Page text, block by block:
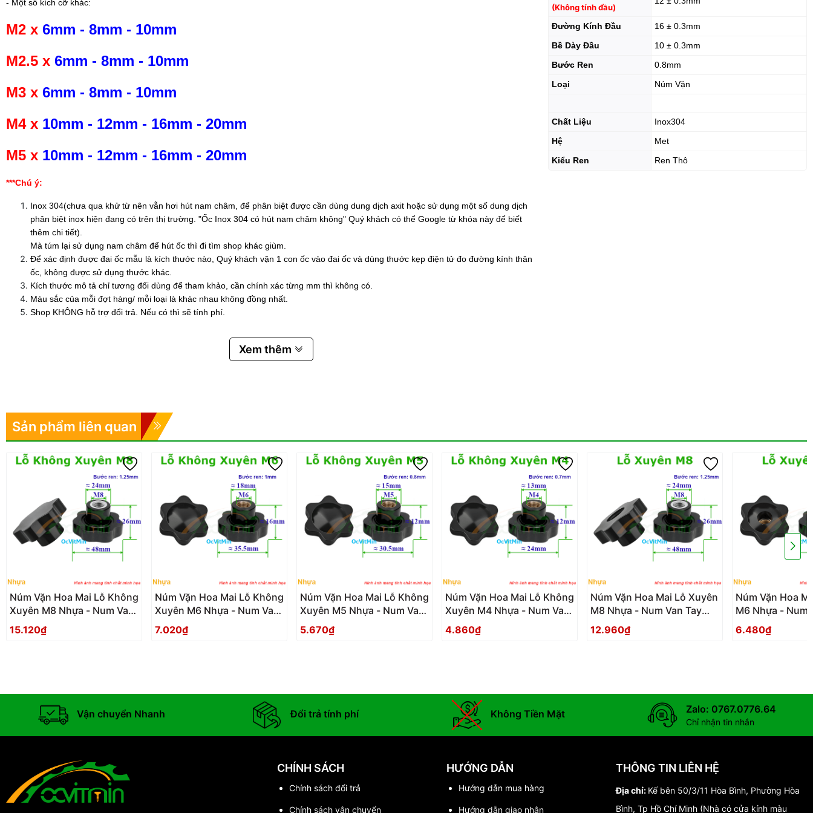
- Một số kích cỡ khác:
M2 x 6mm - 8mm - 10mm
M2.5 x 6mm - 8mm - 10mm
M3 x 6mm - 8mm - 10mm
M4 x 10mm - 12mm - 16mm - 20mm
M5 x 10mm - 12mm - 16mm - 20mm
***Chú ý:
Inox 304(chưa qua khử từ nên vẫn hơi hút nam châm, để phân biệt được cần dùng dung dịch axit hoặc sử dụng một số dung dịch
phân biệt inox hiện đang có trên thị trường. "Ốc Inox 304 có hút nam châm không" Quý khách có thể Google từ khóa này để biết
thêm chi tiết).
Mà túm lại sử dụng nam châm để hút ốc thì đi tìm shop khác giùm.
Để xác định được đai ốc mẫu là kích thước nào, Quý khách vặn 1 con ốc vào đai ốc và dùng thước kẹp điện tử đo đường kính thân
ốc, không được sử dụng thước khác.
Kích thước mô tả chỉ tương đối dùng để tham khảo, cần chính xác từng mm thì không có.
Màu sắc của mỗi đợt hàng/ mỗi loại là khác nhau không đồng nhất.
Shop KHÔNG hỗ trợ đổi trả. Nếu có thì sẽ tính phí.
Xem thêm
(Không tính đầu)
Đường Kính Đầu
16 ± 0.3mm
Bề Dày Đầu
10 ± 0.3mm
Bước Ren
0.8mm
Loại
Núm Vặn
Chất Liệu
Inox304
Hệ
Met
Kiểu Ren
Ren Thô
Sản phẩm liên quan
Núm Vặn Hoa Mai Lỗ Không
Xuyên M8 Nhựa - Num Van
Tay Hoa Mai Nhua Lo
Khong Xuyen
15.120₫
Núm Vặn Hoa Mai Lỗ Không
Xuyên M6 Nhựa - Num Van
Tay Hoa Mai Nhua Lo
Khong Xuyen
7.020₫
Núm Vặn Hoa Mai Lỗ Không
Xuyên M5 Nhựa - Num Van
Tay Hoa Mai Nhua Lo
Khong Xuyen
5.670₫
Núm Vặn Hoa Mai Lỗ Không
Xuyên M4 Nhựa - Num Van
Tay Hoa Mai Nhua Lo
Khong Xuyen
4.860₫
Núm Vặn Hoa Mai Lỗ Xuyên
M8 Nhựa - Num Van Tay
Hoa Mai Nhua Lo Xuyen
12.960₫
Núm Vặn Hoa
M6 Nhựa - Num
Hoa Mai Nhua
6.480₫
Vận chuyển Nhanh Đổi trả tính phí Không Tiền Mặt Zalo: 0767.0776.64
Chỉ nhận tin nhắn
CHÍNH SÁCH
Chính sách đổi trả
Chính sách vận chuyển
HƯỚNG DẪN
Hướng dẫn mua hàng
Hướng dẫn giao nhận
THÔNG TIN LIÊN HỆ
Địa chỉ: Kế bên 50/3/11 Hòa Bình, Phường Hòa
Bình, Tp Hồ Chí Minh (Nhà có cửa kính màu